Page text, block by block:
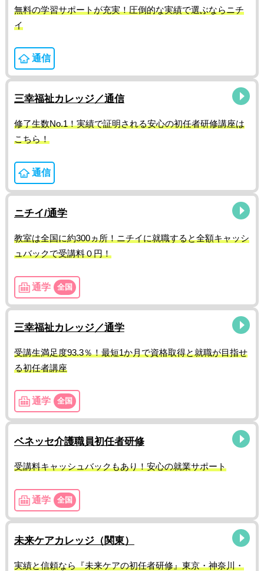
無料の学習サポートが充実！圧倒的な実績で選ぶならニチ
イ
通信
三幸福祉カレッジ／通信
修了生数No.1！実績で証明される安心の初任者研修講座は
こちら！
通信
ニチイ/通学
教室は全国に約300ヵ所！ニチイに就職すると全額キャッシ
ュバックで受講料０円！
通学 全国
三幸福祉カレッジ／通学
受講生満足度93.3％！最短1か月で資格取得と就職が目指せ
る初任者講座
通学 全国
ベネッセ介護職員初任者研修
受講料キャッシュバックもあり！安心の就業サポート
通学 全国
未来ケアカレッジ（関東）
実績と信頼なら『未来ケアの初任者研修』東京・神奈川・